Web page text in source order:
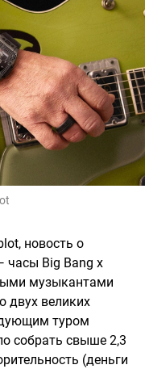
новость о
часы Big Bang х
музыкантами
двух великих
туром
собрать свыше 2,3
(деньги